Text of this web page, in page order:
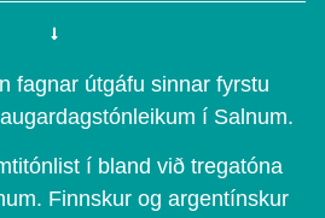
fagnar útgáfu sinnar fyrstu
í Salnum.
í bland við tregatóna
Finnskur og argentínskur